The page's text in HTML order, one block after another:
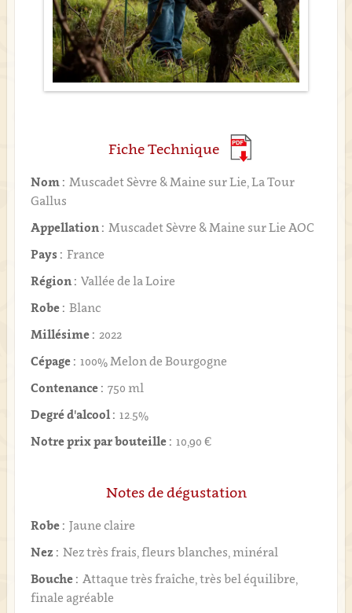
Fiche Technique
Nom : Muscadet Sèvre & Maine sur Lie, La Tour
Gallus
Appellation : Muscadet Sèvre & Maine sur Lie AOC
Pays : France
Région : Vallée de la Loire
Robe : Blanc
Millésime : 2022
Cépage : 100% Melon de Bourgogne
Contenance : 750 ml
Degré d'alcool : 12.5%
Notre prix par bouteille : 10,90 €
Notes de dégustation
Robe : Jaune claire
Nez : Nez très frais, fleurs blanches, minéral
Bouche : Attaque très fraîche, très bel équilibre,
finale agréable